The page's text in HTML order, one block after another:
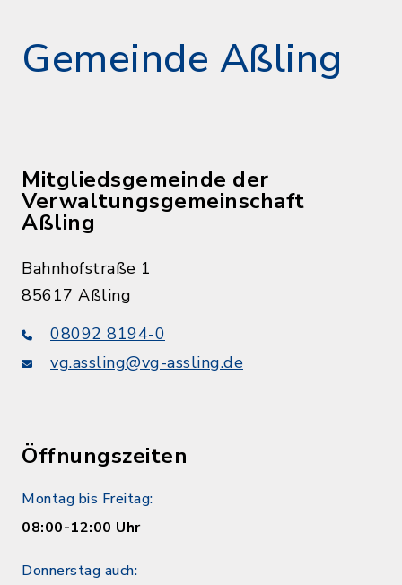
Gemeinde Aßling
Mitgliedsgemeinde der
Verwaltungsgemeinschaft
Aßling
Bahnhofstraße 1
85617 Aßling
08092 8194-0
vg.assling@vg-assling.de
Öffnungszeiten
Montag bis Freitag:
08:00-12:00 Uhr
Donnerstag auch: